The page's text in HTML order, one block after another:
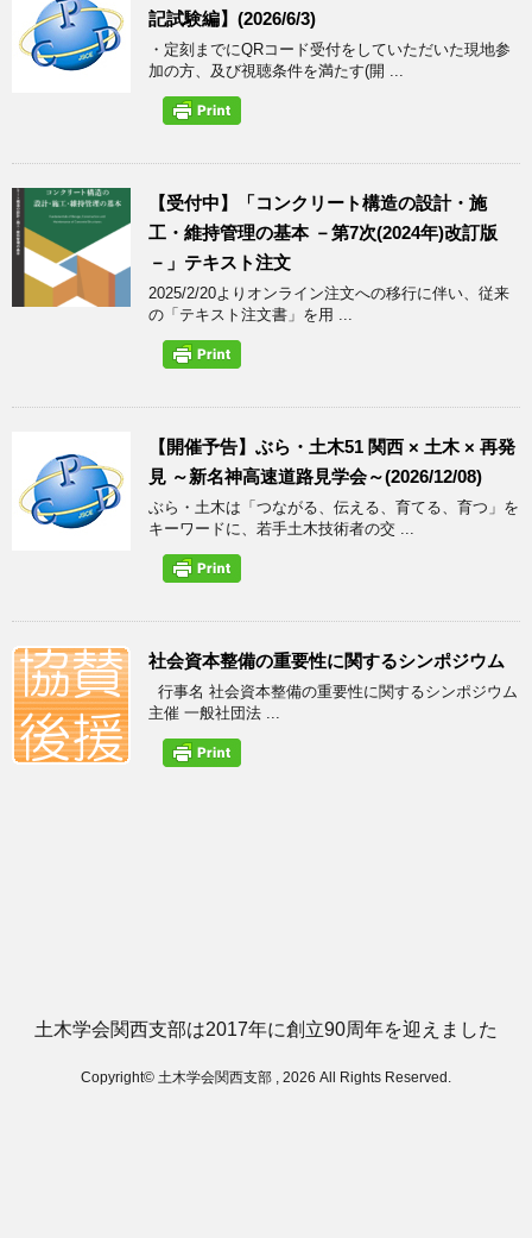
記試験編】(2026/6/3)
・定刻までにQRコード受付をしていただいた現地参
加の方、及び視聴条件を満たす(開 ...
【受付中】「コンクリート構造の設計・施
工・維持管理の基本 －第7次(2024年)改訂版
－」テキスト注文
2025/2/20よりオンライン注文への移行に伴い、従来
の「テキスト注文書」を用 ...
【開催予告】ぶら・土木51 関西 × 土木 × 再発
見 ～新名神高速道路見学会～(2026/12/08)
ぶら・土木は「つながる、伝える、育てる、育つ」を
キーワードに、若手土木技術者の交 ...
社会資本整備の重要性に関するシンポジウム
行事名 社会資本整備の重要性に関するシンポジウム
主催 一般社団法 ...
土木学会関西支部は2017年に創立90周年を迎えました
Copyright© 土木学会関西支部 , 2026 All Rights Reserved.